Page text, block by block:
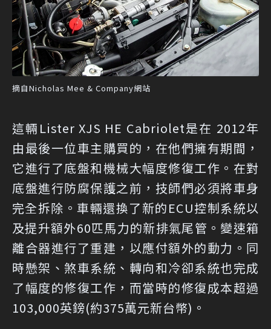
摘自Nicholas Mee & Company網站
這輛Lister XJS HE Cabriolet是在 2012年
由最後一位車主購買的，在他們擁有期間，
它進行了底盤和機械大幅度修復工作。在對
底盤進行防腐保護之前，技師們必須將車身
完全拆除。車輛還換了新的ECU控制系統以
及提升額外60匹馬力的新排氣尾管。變速箱
離合器進行了重建，以應付額外的動力。同
時懸架、煞車系統、轉向和冷卻系統也完成
了幅度的修復工作，而當時的修復成本超過
103,000英鎊(約375萬元新台幣)。